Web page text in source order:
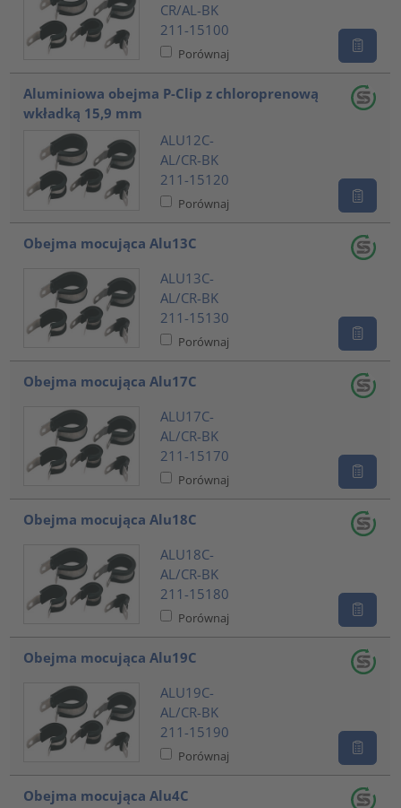
CR/AL-BK
211-15100
Porównaj
Aluminiowa obejma P-Clip z chloroprenową
wkładką 15,9 mm
ALU12C-
AL/CR-BK
211-15120
Porównaj
Obejma mocująca Alu13C
ALU13C-
AL/CR-BK
211-15130
Porównaj
Obejma mocująca Alu17C
ALU17C-
AL/CR-BK
211-15170
Porównaj
Obejma mocująca Alu18C
ALU18C-
AL/CR-BK
211-15180
Porównaj
Obejma mocująca Alu19C
ALU19C-
AL/CR-BK
211-15190
Porównaj
Obejma mocująca Alu4C